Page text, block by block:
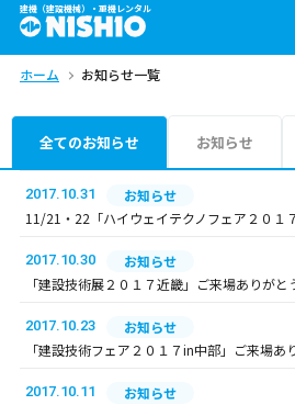
建機（建設機械）・重機レンタル
商品一覧
問合せ依頼リスト
エリア情報を見る
ホーム お知らせ一覧
全てのお知らせ お知らせ
2017.10.31
お知らせ
11/21・22「ハイウェイテクノフェア２０１
2017.10.30
お知らせ
「建設技術展２０１７近畿」ご来場ありがと
2017.10.23
お知らせ
「建設技術フェア２０１７in中部」ご来場あ
2017.10.11
お知らせ